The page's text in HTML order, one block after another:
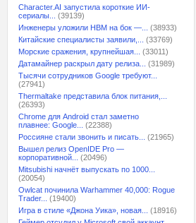
Character.AI запустила короткие ИИ-
сериалы...
(39139)
Инженеры уложили HBM на бок —...
(38933)
Китайские специалисты заявили,...
(33769)
Морские сражения, крупнейшая...
(33011)
Датамайнер раскрыл дату релиза...
(31989)
Тысячи сотрудников Google требуют...
(27941)
Thermaltake представила блок питания,...
(26393)
Chrome для Android стал заметно
плавнее: Google...
(22388)
Россияне стали звонить и писать...
(21965)
Вышел релиз OpenIDE Pro —
корпоративной...
(20496)
Mitsubishi начнёт выпускать по 1000...
(20054)
Owlcat починила Warhammer 40,000: Rogue
Trader...
(19400)
Игра в стиле «Джона Уика», новая...
(18916)